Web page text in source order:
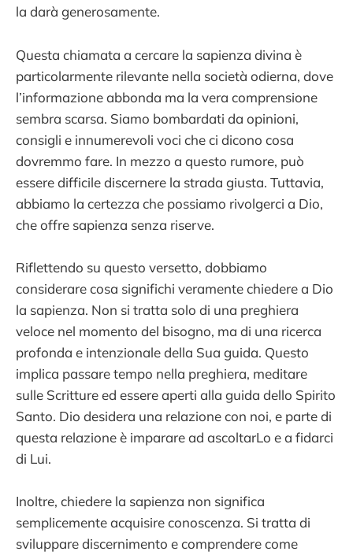
la darà generosamente.
Questa chiamata a cercare la sapienza divina è
particolarmente rilevante nella società odierna, dove
l’informazione abbonda ma la vera comprensione
sembra scarsa. Siamo bombardati da opinioni,
consigli e innumerevoli voci che ci dicono cosa
dovremmo fare. In mezzo a questo rumore, può
essere difficile discernere la strada giusta. Tuttavia,
abbiamo la certezza che possiamo rivolgerci a Dio,
che offre sapienza senza riserve.
Riflettendo su questo versetto, dobbiamo
considerare cosa significhi veramente chiedere a Dio
la sapienza. Non si tratta solo di una preghiera
veloce nel momento del bisogno, ma di una ricerca
profonda e intenzionale della Sua guida. Questo
implica passare tempo nella preghiera, meditare
sulle Scritture ed essere aperti alla guida dello Spirito
Santo. Dio desidera una relazione con noi, e parte di
questa relazione è imparare ad ascoltarLo e a fidarci
di Lui.
Inoltre, chiedere la sapienza non significa
semplicemente acquisire conoscenza. Si tratta di
sviluppare discernimento e comprendere come